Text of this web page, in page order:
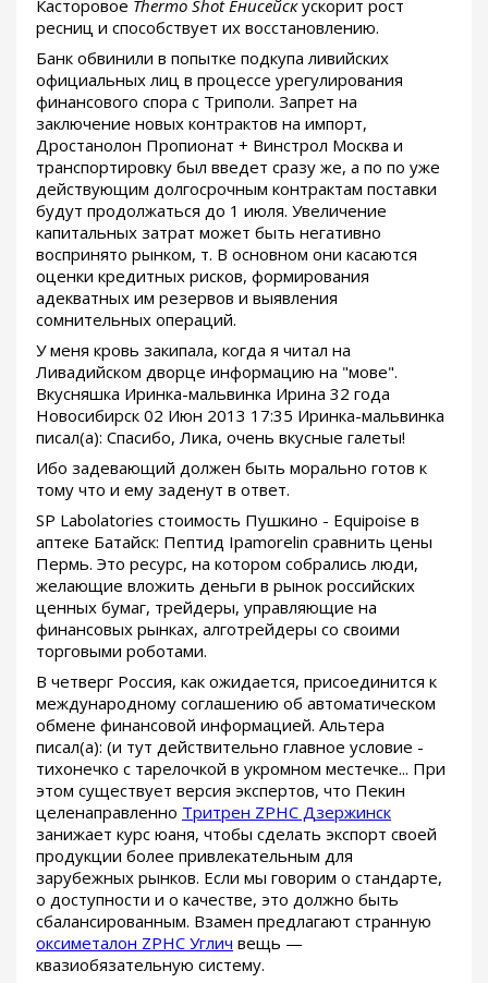
Касторовое Thermo Shot Енисейскускорит рост
ресниц и способствует их восстановлению.
Банк обвинили в попытке подкупа ливийских
официальных лиц в процессе урегулирования
финансового спора с Триполи. Запрет на
заключение новых контрактов на импорт,
Дростанолон Пропионат + Винстрол Москва и
транспортировку был введет сразу же, а по по уже
действующим долгосрочным контрактам поставки
будут продолжаться до 1 июля. Увеличение
капитальных затрат может быть негативно
воспринято рынком, т. В основном они касаются
оценки кредитных рисков, формирования
адекватных им резервов и выявления
сомнительных операций.
У меня кровь закипала, когда я читал на
Ливадийском дворце информацию на "мове".
Вкусняшка Иринка-мальвинка Ирина 32 года
Новосибирск 02 Июн 2013 17:35 Иринка-мальвинка
писал(а): Спасибо, Лика, очень вкусные галеты!
Ибо задевающий должен быть морально готов к
тому что и ему заденут в ответ.
SP Labolatories стоимость Пушкино - Equipoise в
аптеке Батайск: Пептид Ipamorelin сравнить цены
Пермь. Это ресурс, на котором собрались люди,
желающие вложить деньги в рынок российских
ценных бумаг, трейдеры, управляющие на
финансовых рынках, алготрейдеры со своими
торговыми роботами.
В четверг Россия, как ожидается, присоединится к
международному соглашению об автоматическом
обмене финансовой информацией. Альтера
писал(а): (и тут действительно главное условие -
тихонечко с тарелочкой в укромном местечке... При
этом существует версия экспертов, что Пекин
целенаправленно Тритрен ZPHC Дзержинск
занижает курс юаня, чтобы сделать экспорт своей
продукции более привлекательным для
зарубежных рынков. Если мы говорим о стандарте,
о доступности и о качестве, это должно быть
сбалансированным. Взамен предлагают странную
оксиметалон ZPHC Углич вещь —
квазиобязательную систему.